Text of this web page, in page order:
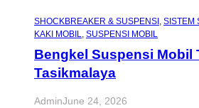
SHOCKBREAKER & SUSPENSI , SISTEM
KAKI MOBIL, SUSPENSI MOBIL
Bengkel Suspensi Mobil
Tasikmalaya
AdminJune 24, 2026